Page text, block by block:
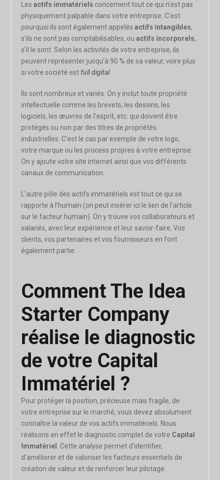
Lesactifs immatériels concernent tout ce qui n’est pas
physiquement palpable dans votre entreprise. C’est
pourquoi ils sont également appelésactifs intangibles,
s’ils ne sont pas comptabilisables, ouactifs incorporels,
s’il le sont. Selon les activités de votre entreprise, ils
peuvent représenter jusqu’à 90 % de sa valeur, voire plus
si votre société estfull digital.
Ils sont nombreux et variés. On y inclut toute propriété
intellectuelle comme les brevets, les dessins, les
logiciels, les œuvres de l’esprit, etc. qui doivent être
protégés ou non par des titres de propriétés
industrielles. C’est le cas par exemple de votre logo,
votre marque ou les process propres à votre entreprise.
On y ajoute votre site internet ainsi que vos différents
canaux de communication.
L’autre pôle des actifs immatériels est tout ce qui se
rapporte à l’humain (on peut insérer ici le lien de l’article
sur le facteur humain). On y trouve vos collaborateurs et
salariés, avec leur expérience et leur savoir-faire. Vos
clients, vos partenaires et vos fournisseurs en font
également partie.
Comment The Idea
Starter Company
réalise le diagnostic
de votre Capital
Immatériel ?
Pour protéger la position, précieuse mais fragile, de
votre entreprise sur le marché, vous devez absolument
connaître la valeur de vos actifs immatériels. Nous
réalisons en effet le diagnostic complet de votre Capital
Immatériel . Cette analyse permet d’identifier,
d’améliorer et de valoriser les facteurs essentiels de
création de valeur et de renforcer leur pilotage.